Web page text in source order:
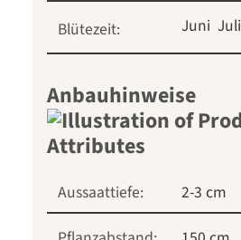
Blütezeit: Juni Juli
Anbauhinweise
Aussaattiefe:
2-3 cm